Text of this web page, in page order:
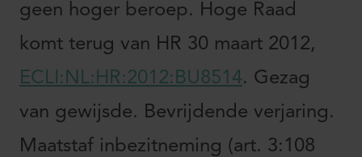
geen hoger beroep. Hoge Raad
komt terug van HR 30 maart 2012,
ECLI:NL:HR:2012:BU8514. Gezag
van gewijsde. Bevrijdende verjaring.
Maatstaf inbezitneming (art. 3:108